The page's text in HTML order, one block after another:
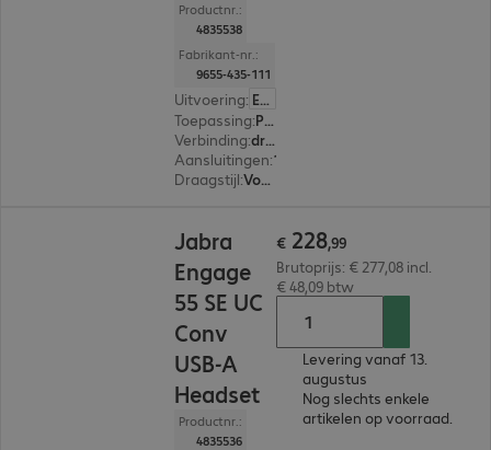
Productnr.:
4835538
Fabrikant-nr.:
9655-435-111
Uitvoering: Europa
Toepassing: PC, Notebook
Verbinding:
draadloos
Aansluitingen:
Draagstijl: Voor één oor
Jabra
Engage
55 SE UC
Conv
USB-A
Headset
Productnr.:
4835536
€ 228,99
Brutoprijs: € 277,08 incl.
€ 48,09 btw
Levering vanaf 13.
augustus
Nog slechts enkele
artikelen op voorraad.